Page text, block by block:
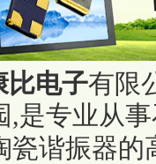
比电子有限
,是专业从
瓷谐振器